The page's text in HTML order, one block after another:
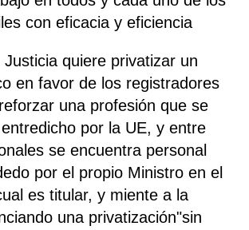
con eficacia y eficiencia
quiere privatizar un
en favor de los registradores
una profesión que se
por la UE, y entre
se encuentra personal
por el propio Ministro en el
es titular, y miente a la
una privatización"sin